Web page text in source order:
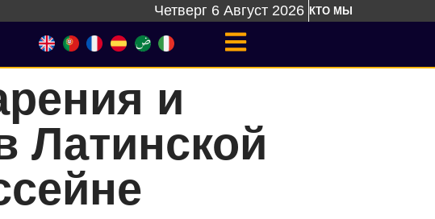
Четверг 6 Август 2026 КТО МЫ
и
Латинской